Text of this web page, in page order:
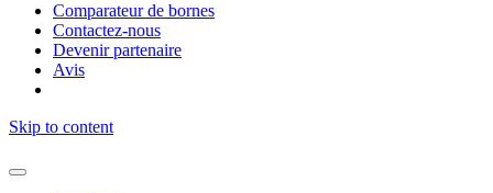
Comparateur de bornes
Contactez-nous
Devenir partenaire
Avis
Skip to content